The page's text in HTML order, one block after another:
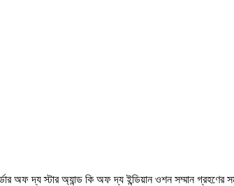
অফ দ্য স্টার অ্যান্ড কি অফ দ্য ইন্ডিয়ান ওশন সম্মান গ্রহণের